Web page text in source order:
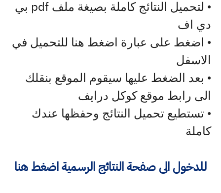
• لتحميل النتائج كاملة بصيغة ملف pdf بي
دي اف
• اضغط على عبارة اضغط هنا للتحميل في
الاسفل
• بعد الضغط عليها سيقوم الموقع بنقلك
الى رابط موقع كوكل درايف
• تستطيع تحميل النتائج وحفظها عندك
كاملة
للدخول الى صفحة النتائج الرسمية اضغط هنا